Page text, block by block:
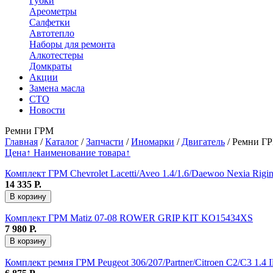
Ареометры
Салфетки
Автотепло
Наборы для ремонта
Алкотестеры
Домкраты
Акции
Замена масла
СТО
Новости
Ремни ГРМ
Главная /Каталог /Запчасти /Иномарки / Двигатель /Ремни
Цена↑ Наименование товара↑
Комплект ГРМ Chevrolet Lacetti/Aveo 1.4/1.6/Daewoo Nexia
14 335 Р.
В корзину
Комплект ГРМ Matiz 07-08 ROWER GRIP KIT KO15434XS
7 980 Р.
В корзину
Комплект ремня ГРМ Peugeot 306/207/Partner/Citroen C2/C3 1.4